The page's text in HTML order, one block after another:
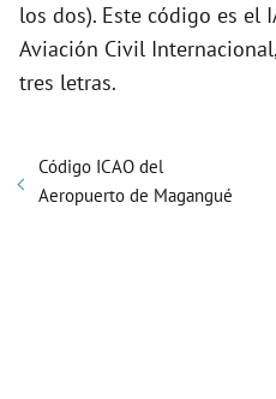
los dos). Este código es el
Aviación Civil
tres letras.
Código ICAO del
Aeropuerto de Magangué